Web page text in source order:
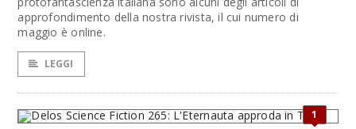
approfondimento della nostra rivista, il cui numero di
maggio è online.
LEGGI
1